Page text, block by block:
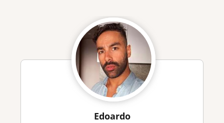
Edoardo